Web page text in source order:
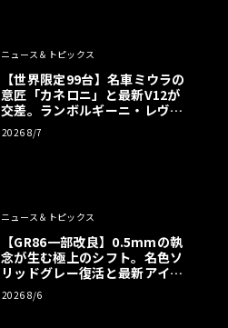
ニュース＆トピックス
【世界限定99台】名車ミウラの
意匠「カネロニ」と最新V12が
交差。ランボルギーニ・レヴエ
ルトに60周年記念車が登場
2026 8/7
ニュース＆トピックス
【GR86一部改良】0.5mmの執
念が生む極上のシフト。名色ソ
リッドグレー復活と最新アイサ
イトでFRの極みへ
2026 8/6